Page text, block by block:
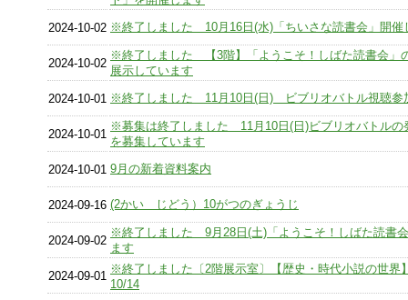
2024-10-02 ※終了しました 10月16日(水)「ちいさな読書会」開催
2024-10-02
※終了しました 【3階】「ようこそ！しばた読書会」
展示しています
2024-10-01 ※終了しました 11月10日(日) ビブリオバトル視聴参
2024-10-01
※募集は終了しました 11月10日(日)ビブリオバトルの
を募集しています
2024-10-01 9月の新着資料案内
2024-09-16 (2かい じどう）10がつのぎょうじ
2024-09-02
※終了しました 9月28日(土)「ようこそ！しばた読書
ます
2024-09-01
※終了しました〔2階展示室〕【歴史・時代小説の世界
10/14